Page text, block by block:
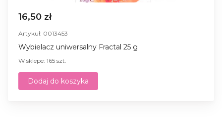
16,50 zł
Artykuł: 0013453
Wybielacz uniwersalny Fractal 25 g
W sklepe: 165 szt.
Dodaj do koszyka